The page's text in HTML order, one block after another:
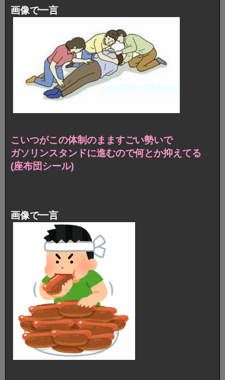
画像で一言
こいつがこの体制のまますごい勢いで
ガソリンスタンドに進むので何とか抑えてる
(座布団シール)
画像で一言